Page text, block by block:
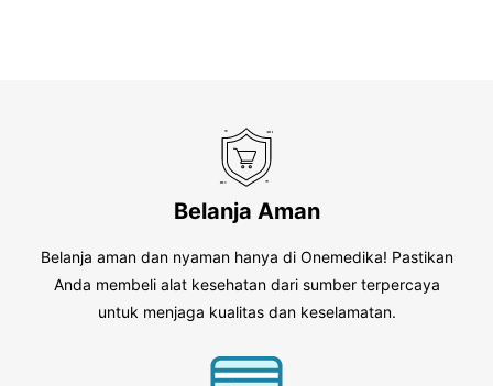
Belanja Aman
Belanja aman dan nyaman hanya di Onemedika! Pastikan
Anda membeli alat kesehatan dari sumber terpercaya
untuk menjaga kualitas dan keselamatan.